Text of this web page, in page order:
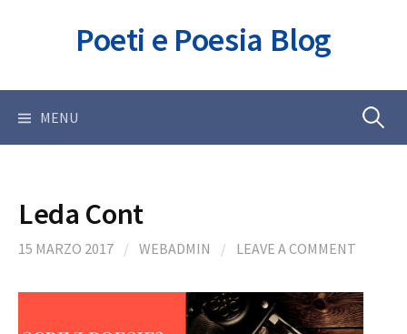
Poeti e Poesia Blog
MENU Ricerca
Leda Cont
15 MARZO 2017 / WEBADMIN / LEAVE A COMMENT